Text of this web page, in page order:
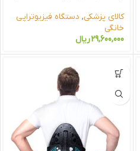
کالای پزشکی, دستگاه فیزیوتراپی
خانگی
29,600,000ریال